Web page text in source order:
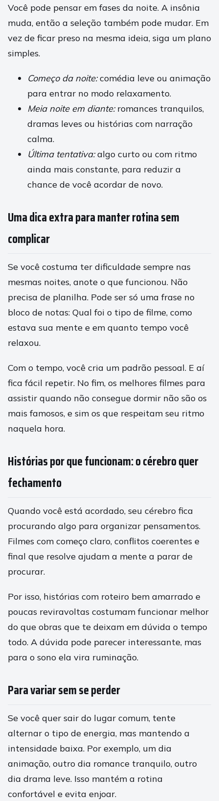
Você pode pensar em fases da noite. A insônia
muda, então a seleção também pode mudar. Em
vez de ficar preso na mesma ideia, siga um plano
simples.
Começo da noite:comédia leve ou animação
para entrar no modo relaxamento.
Meia noite em diante:romances tranquilos,
dramas leves ou histórias com narração
calma.
Última tentativa:algo curto ou com ritmo
ainda mais constante, para reduzir a
chance de você acordar de novo.
Uma dica extra para manter rotina sem
complicar
Se você costuma ter dificuldade sempre nas
mesmas noites, anote o que funcionou. Não
precisa de planilha. Pode ser só uma frase no
bloco de notas: Qual foi o tipo de filme, como
estava sua mente e em quanto tempo você
relaxou.
Com o tempo, você cria um padrão pessoal. E aí
fica fácil repetir. No fim, os melhores filmes para
assistir quando não consegue dormir não são os
mais famosos, e sim os que respeitam seu ritmo
naquela hora.
Histórias por que funcionam: o cérebro quer
fechamento
Quando você está acordado, seu cérebro fica
procurando algo para organizar pensamentos.
Filmes com começo claro, conflitos coerentes e
final que resolve ajudam a mente a parar de
procurar.
Por isso, histórias com roteiro bem amarrado e
poucas reviravoltas costumam funcionar melhor
do que obras que te deixam em dúvida o tempo
todo. A dúvida pode parecer interessante, mas
para o sono ela vira ruminação.
Para variar sem se perder
Se você quer sair do lugar comum, tente
alternar o tipo de energia, mas mantendo a
intensidade baixa. Por exemplo, um dia
animação, outro dia romance tranquilo, outro
dia drama leve. Isso mantém a rotina
confortável e evita enjoar.